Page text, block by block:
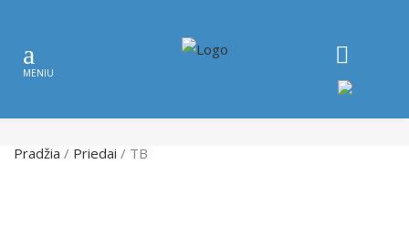
Pradžia / Priedai / TB